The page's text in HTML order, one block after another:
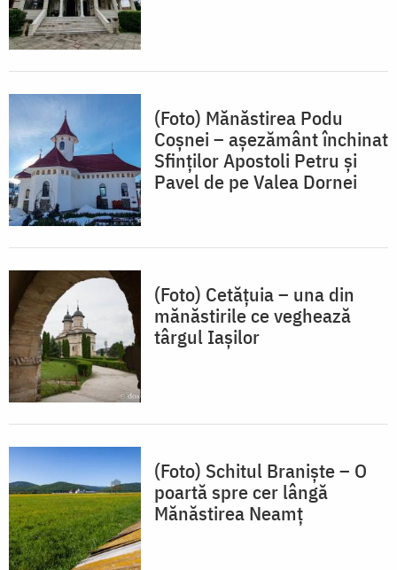
(Foto) Mănăstirea Podu
Coșnei – așezământ închinat
Sfinților Apostoli Petru și
Pavel de pe Valea Dornei
(Foto) Cetățuia – una din
mănăstirile ce veghează
târgul Iașilor
(Foto) Schitul Braniște – O
poartă spre cer lângă
Mănăstirea Neamț